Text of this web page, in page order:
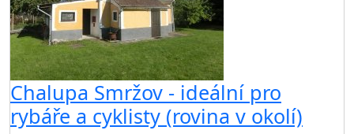
Chalupa Smržov - ideální pro
rybáře a cyklisty (rovina v okolí)